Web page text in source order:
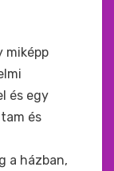
miképp
és egy
és
a házban,